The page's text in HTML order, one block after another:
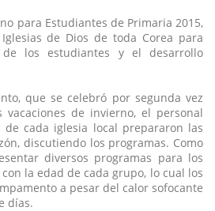
para Estudiantes de Primaria 2015,
de Dios de toda Corea para
los estudiantes y el desarrollo
que se celebró por segunda vez
de invierno, el personal
de cada iglesia local prepararon las
discutiendo los programas. Como
diversos programas para los
la edad de cada grupo, lo cual los
a pesar del calor sofocante
días.